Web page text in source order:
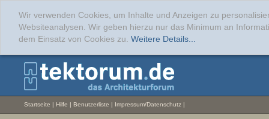
Wir verwenden Cookies, um Inhalte und Anzeigen zu
Websiteanalysen. Wir geben hierzu nur das Minimum an
dem Einsatz von Cookies zu. Weitere Details...
Startseite | Hilfe | Benutzerliste | Impressum/Datenschutz |